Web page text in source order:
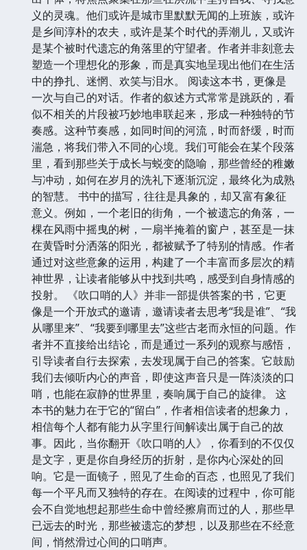
义的灵魂。他们或许是城市里默默无闻的上班族，或许
是乡间淳朴的农夫，或许是某个时代的弄潮儿，又或许
是某个被时代遗忘的角落里的守望者。作者并非刻意去
塑造一个理想化的形象，而是真实地呈现出他们在生活
中的挣扎、迷惘、欢笑与泪水。 阅读这本书，更像是
一次与自己的对话。作者的叙述方式常常是跳跃的，看
似不相关的片段被巧妙地串联起来，形成一种独特的节
奏感。这种节奏感，如同时间的河流，时而舒缓，时而
湍急，将我们带入不同的心境。我们可能会在某个段落
里，看到那些关于成长与蜕变的隐喻，那些曾经的稚嫩
与冲动，如何在岁月的洗礼下逐渐沉淀，最终化为成熟
的智慧。 书中的描写，往往是具象的，却又富有象征
意义。例如，一个老旧的街角，一个被遗忘的角落，一
棵在风雨中摇曳的树，一扇半掩着的窗户，甚至是一抹
在黄昏时分洒落的阳光，都被赋予了特别的情感。作者
通过对这些意象的运用，构建了一个丰富而多层次的精
神世界，让读者能够从中找到共鸣，感受到自身情感的
投射。 《吹口哨的人》并非一部提供答案的书，它更
像是一个开放式的邀请，邀请读者去思考“我是谁”、“我
从哪里来”、“我要到哪里去”这些古老而永恒的问题。作
者并不直接给出结论，而是通过一系列的观察与感悟，
引导读者自行去探索，去发现属于自己的答案。它鼓励
我们去倾听内心的声音，即使这声音只是一阵淡淡的口
哨，也能在寂静的世界里，奏响属于自己的旋律。 这
本书的魅力在于它的“留白”，作者相信读者的想象力，
相信每个人都有能力从字里行间解读出属于自己的故
事。因此，当你翻开《吹口哨的人》，你看到的不仅仅
是文字，更是你自身经历的折射，是你内心深处的回
响。它是一面镜子，照见了生命的百态，也照见了我们
每一个平凡而又独特的存在。在阅读的过程中，你可能
会不自觉地想起那些生命中曾经擦肩而过的人，那些早
已远去的时光，那些被遗忘的梦想，以及那些在不经意
间，悄然滑过心间的口哨声。